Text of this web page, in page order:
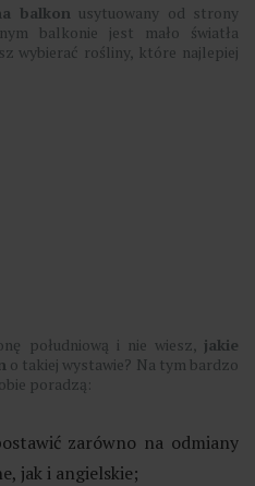
balkon usytuowany od strony
balkonie jest mało światła
wybierać rośliny, które najlepiej
południową i nie wiesz, jakie
o takiej wystawie? Na tym bardzo
poradzą:
zarówno na odmiany
jak i angielskie;